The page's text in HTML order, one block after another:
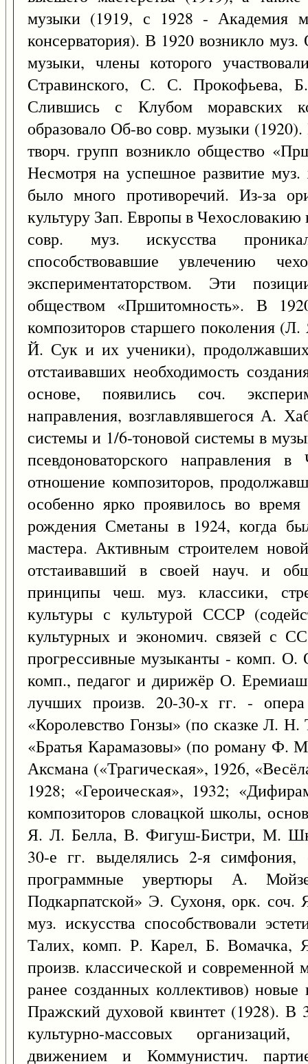
музыки (1919, с 1928 - Академия
консерватория). В 1920 возникло
музыки, члены которого
Стравинского, С. С. Прокофьева,
Слившись с Клубом моравских
образовало Об-во совр. музыки (1920).
творч. групп возникло общество
Несмотря на успешное развитие
было много противоречий. Из-за
культуру Зап. Европы в
совр. муз. искусства
способствовавшие увлечению
экспериментаторством. Эти
обществом «Пршитомность». В
композиторов старшего поколения
Й. Сук и их ученики), продолжавших
отстаивавших необходимость
основе, появились соч.
направления, возглавлявшегося А.
системы и 1/6-тоновой системы в
псевдоноваторского направления
отношение композиторов,
особенно ярко проявилось во
рождения Сметаны в 1924, когда
мастера. Активным строителем
отстаивавший в своей науч. и
принципы чеш. муз. классики,
культуры с культурой СССР
культурных и экономич. связей с
прогрессивные музыканты - комп. О.
комп., педагог и дирижёр О.
лучших произв. 20-30-х гг. -
«Королевство Гонзы» (по сказке Л.
«Братья Карамазовы» (по роману Ф.
Аксмана («Трагическая», 1926,
1928; «Героическая», 1932;
композиторов словацкой школы,
Я. Л. Белла, В. Фигуш-Бистри, М.
30-е гг. выделялись 2-я
программные увертюры А.
Подкарпатской» Э. Сухоня, орк. соч.
муз. искусства способствовали
Талих, комп. Р. Карел, Б.
произв. классической и современной
ранее созданных коллективов)
Пражский духовой квинтет (1928). В
культурно-массовых
движением и Коммунистич.